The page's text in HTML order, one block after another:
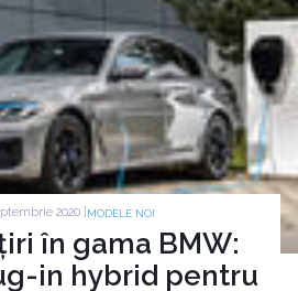
2020 | MODELE NOI
în gama BMW:
in hybrid pentru